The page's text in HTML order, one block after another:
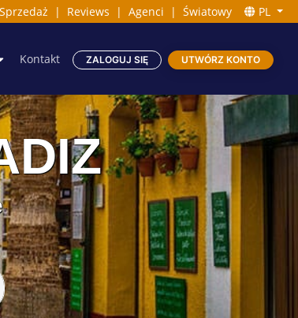
Sprzedaż | Reviews | Agenci | Światowy PL
Kontakt ZALOGUJ SIĘ UTWÓRZ KONTO